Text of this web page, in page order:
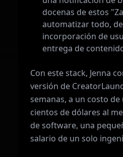
docenas de estos
automatizar todo,
incorporación de
entrega de
Con este stack, Jenna
versión de
semanas, a un costo
cientos de dólares al
de software, una
salario de un solo